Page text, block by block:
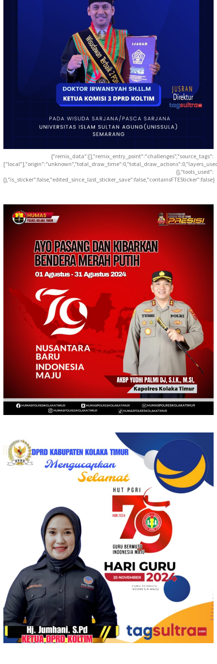
{"remix_data":[],"remix_entry_point":"challenges","source_tags":
{},"tools_used":
{},"is_sticker":false,"edited_since_last_sticker_save":false,"containsFTESticker":false}